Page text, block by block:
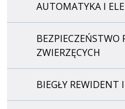
AUTOMATYKA I
BEZPIECZEŃSTWO
ZWIERZĘCYCH
BIEGŁY REWIDENT